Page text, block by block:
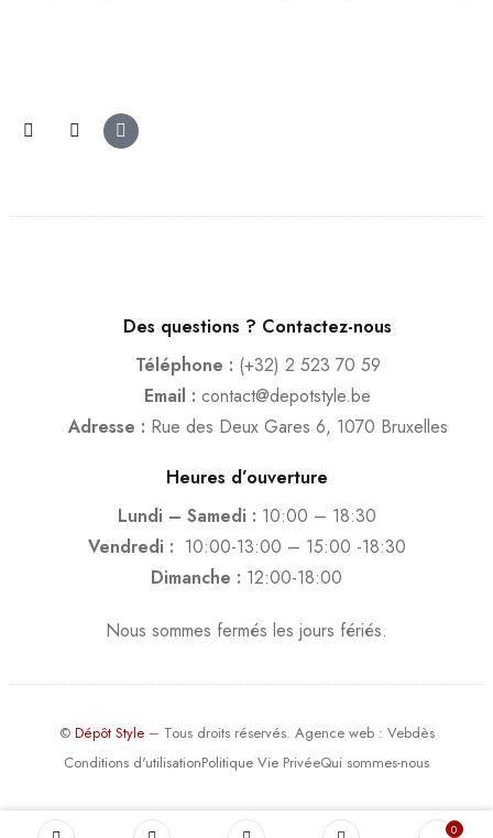
Des questions ? Contactez-nous
Téléphone : (+32) 2 523 70 59
Email : contact@depotstyle.be
Adresse : Rue des Deux Gares 6, 1070 Bruxelles
Heures d’ouverture
Lundi – Samedi : 10:00 – 18:30
Vendredi : 10:00-13:00 – 15:00 -18:30
Dimanche : 12:00-18:00
Nous sommes fermés les jours fériés.
© Dépôt Style– Tous droits réservés. Agence web: Vebdès
Conditions d'utilisationPolitique Vie PrivéeQui sommes-nous
0